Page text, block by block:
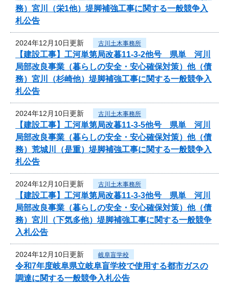
務）宮川（栄1他）堤脚補強工事に関する一般競争入
札公告
2024年12月10日更新 古川土木事務所
【建設工事】工河単第局改暮11-3-2他号 県単 河川
局部改良事業（暮らしの安全・安心確保対策）他（債
務）宮川（杉崎他）堤脚補強工事に関する一般競争入
札公告
2024年12月10日更新 古川土木事務所
【建設工事】工河単第局改暮11-3-5他号 県単 河川
局部改良事業（暮らしの安全・安心確保対策）他（債
務）荒城川（是重）堤脚補強工事に関する一般競争入
札公告
2024年12月10日更新 古川土木事務所
【建設工事】工河単第局改暮11-3-3他号 県単 河川
局部改良事業（暮らしの安全・安心確保対策）他（債
務）宮川（下気多他）堤脚補強工事に関する一般競争
入札公告
2024年12月10日更新 岐阜盲学校
令和7年度岐阜県立岐阜盲学校で使用する都市ガスの
調達に関する一般競争入札公告